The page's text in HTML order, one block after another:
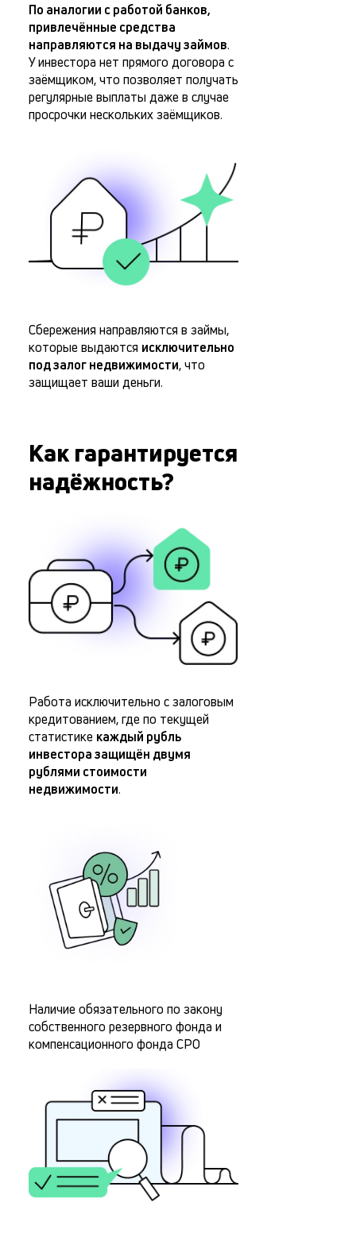
По аналогии с работой банков,
привлечённые средства
направляются на выдачу займов.
У инвестора нет прямого договора с
заёмщиком, что позволяет получать
регулярные выплаты даже в случае
просрочки нескольких заёмщиков.
Сбережения направляются в займы,
которые выдаются исключительно
под залог недвижимости, что
защищает ваши деньги.
Как гарантируется
надёжность?
Работа исключительно с залоговым
кредитованием, где по текущей
статистике каждый рубль
инвестора защищён двумя
рублями стоимости
недвижимости.
Наличие обязательного по закону
собственного резервного фонда и
компенсационного фонда СРО